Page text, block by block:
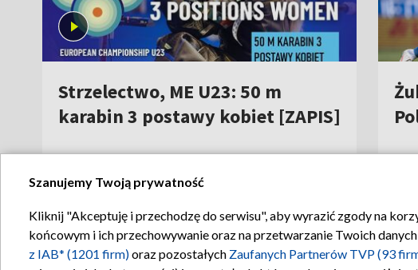
Sklep TVP
Biuro Reklamy
Rada Programowa
Ogłoszenia przetargowe
Regulamin TVP
Szanujemy Twoją prywatność
Kliknij "Akceptuję i przechodzę do serwisu", aby wyrazić zgody na
końcowym i ich przechowywanie oraz na przetwarzanie Twoich
z IAB* (1201 firm)oraz pozostałych Zaufanych Partnerów TVP (93